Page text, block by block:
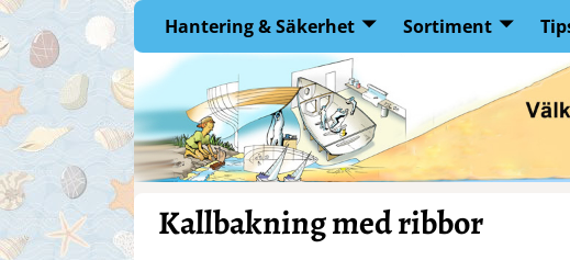
Hantering & Säkerhet Sortiment
Kallbakning med ribbor